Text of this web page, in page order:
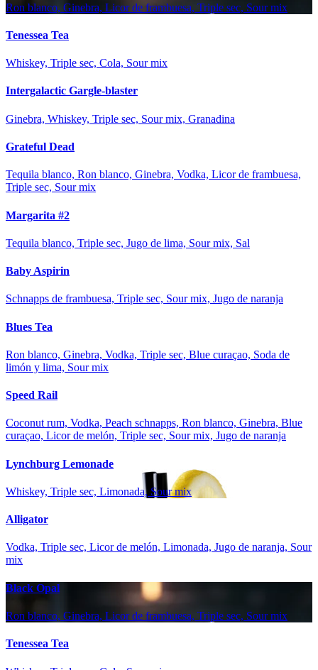
Ron blanco, Ginebra, Licor de frambuesa, Triple sec, Sour mix
Tenessea Tea
Whiskey, Triple sec, Cola, Sour mix
Intergalactic Gargle-blaster
Ginebra, Whiskey, Triple sec, Sour mix, Granadina
Grateful Dead
Tequila blanco, Ron blanco, Ginebra, Vodka, Licor de frambuesa,
Triple sec, Sour mix
Margarita #2
Tequila blanco, Triple sec, Jugo de lima, Sour mix, Sal
Baby Aspirin
Schnapps de frambuesa, Triple sec, Sour mix, Jugo de naranja
Blues Tea
Ron blanco, Ginebra, Vodka, Triple sec, Blue curaçao, Soda de
limón y lima, Sour mix
Speed Rail
Coconut rum, Vodka, Peach schnapps, Ron blanco, Ginebra, Blue
curaçao, Licor de melón, Triple sec, Sour mix, Jugo de naranja
Lynchburg Lemonade
Whiskey, Triple sec, Limonada, Sour mix
Alligator
Vodka, Triple sec, Licor de melón, Limonada, Jugo de naranja, Sour
mix
Black Opal
Ron blanco, Ginebra, Licor de frambuesa, Triple sec, Sour mix
Tenessea Tea